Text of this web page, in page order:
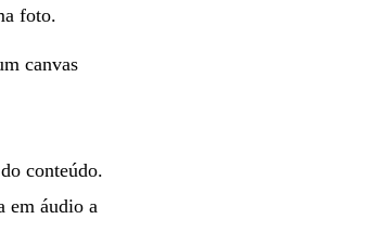
foto.
canvas
conteúdo.
em áudio a